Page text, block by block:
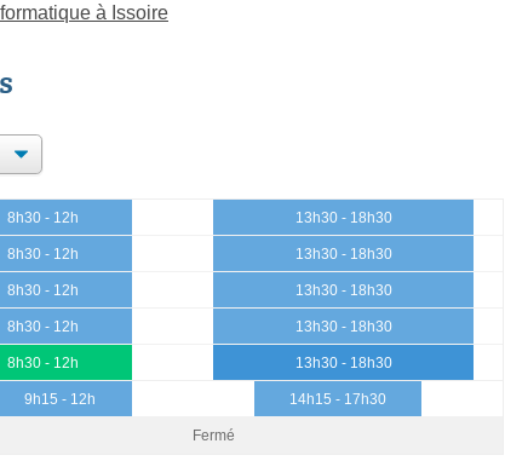
à Issoire
8h30 - 12h 13h30 - 18h30
8h30 - 12h 13h30 - 18h30
8h30 - 12h 13h30 - 18h30
8h30 - 12h 13h30 - 18h30
8h30 - 12h 13h30 - 18h30
9h15 - 12h 14h15 - 17h30
Fermé